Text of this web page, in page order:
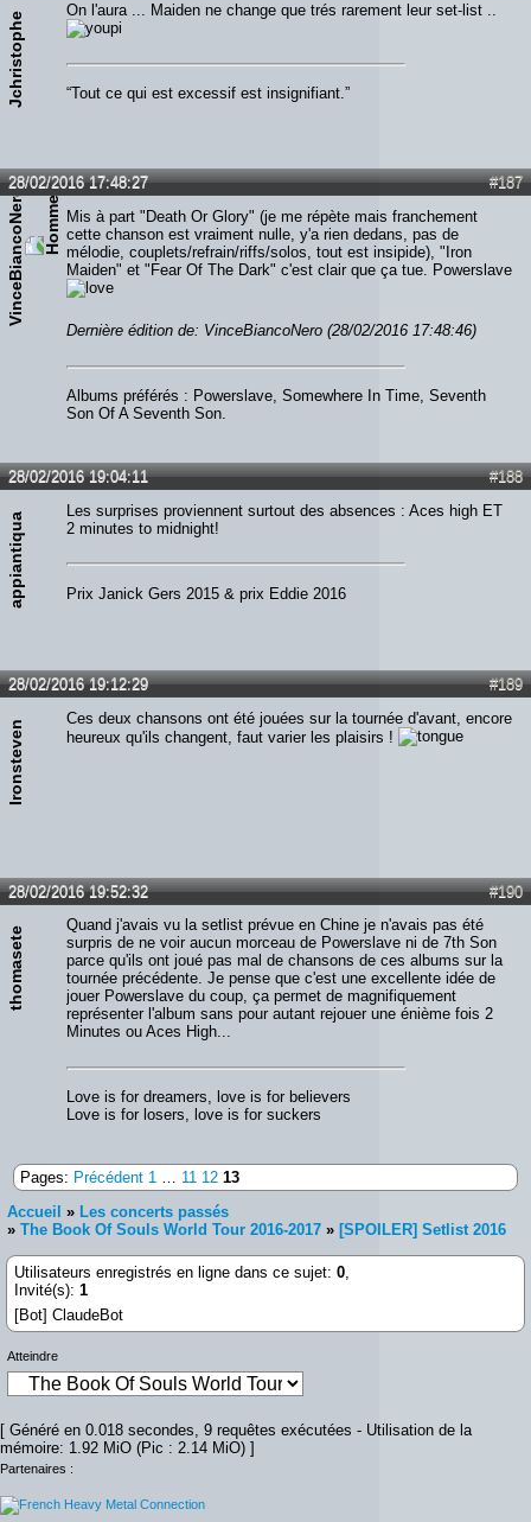
Jchristophe
On l'aura ... Maiden ne change que trés rarement leur set-list ..
“Tout ce qui est excessif est insignifiant.”
#187
28/02/2016 17:48:27
VinceBiancoNero
Mis à part "Death Or Glory" (je me répète mais franchement
cette chanson est vraiment nulle, y'a rien dedans, pas de
mélodie, couplets/refrain/riffs/solos, tout est insipide), "Iron
Maiden" et "Fear Of The Dark" c'est clair que ça tue. Powerslave
Dernière édition de: VinceBiancoNero (28/02/2016 17:48:46)
Albums préférés : Powerslave, Somewhere In Time, Seventh
Son Of A Seventh Son.
#188
28/02/2016 19:04:11
appiantiqua
Les surprises proviennent surtout des absences : Aces high ET
2 minutes to midnight!
Prix Janick Gers 2015 & prix Eddie 2016
#189
28/02/2016 19:12:29
Ironsteven
Ces deux chansons ont été jouées sur la tournée d'avant, encore
heureux qu'ils changent, faut varier les plaisirs !
#190
28/02/2016 19:52:32
thomasete
Quand j'avais vu la setlist prévue en Chine je n'avais pas été
surpris de ne voir aucun morceau de Powerslave ni de 7th Son
parce qu'ils ont joué pas mal de chansons de ces albums sur la
tournée précédente. Je pense que c'est une excellente idée de
jouer Powerslave du coup, ça permet de magnifiquement
représenter l'album sans pour autant rejouer une énième fois 2
Minutes ou Aces High...
Love is for dreamers, love is for believers
Love is for losers, love is for suckers
Pages: Précédent 1 … 11 12 13
Accueil » Les concerts passés
» The Book Of Souls World Tour 2016-2017 » [SPOILER] Setlist 2016
Utilisateurs enregistrés en ligne dans ce sujet: 0,
Invité(s): 1
[Bot] ClaudeBot
Atteindre
[ Généré en 0.018 secondes, 9 requêtes exécutées - Utilisation de la
mémoire: 1.92 MiO (Pic : 2.14 MiO) ]
Partenaires :